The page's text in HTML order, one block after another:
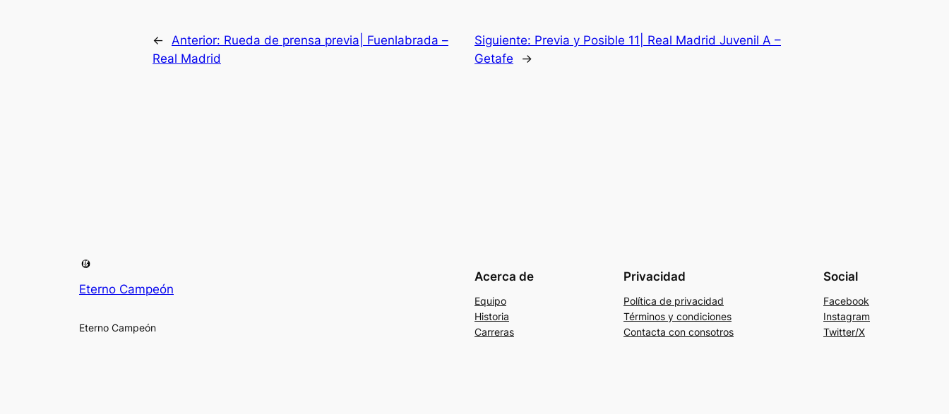
← Anterior: Rueda de prensa previa| Fuenlabrada –
Real Madrid
Siguiente: Previa y Posible 11| Real Madrid Juvenil A –
Getafe
→
Eterno Campeón
Eterno Campeón
Acerca de
Equipo
Historia
Carreras
Privacidad
Política de privacidad
Términos y condiciones
Contacta con consotros
Social
Facebook
Instagram
Twitter/X